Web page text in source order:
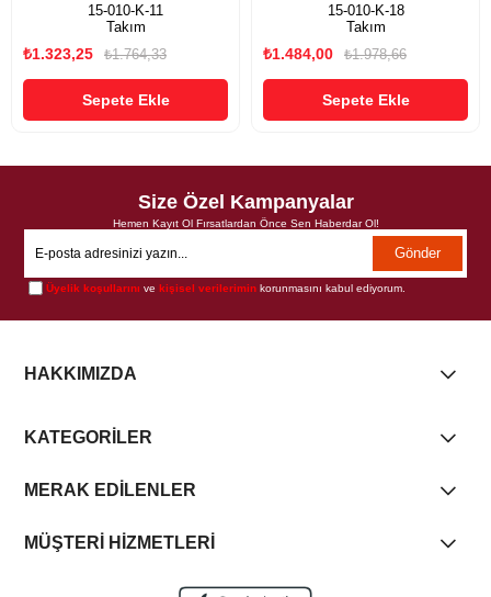
15-010-K-11
Takım
₺1.323,25 ₺1.764,33
Sepete Ekle
15-010-K-18
Takım
₺1.484,00 ₺1.978,66
Sepete Ekle
Size Özel Kampanyalar
Hemen Kayıt Ol Fırsatlardan Önce Sen Haberdar Ol!
Gönder
Üyelik koşullarını vekişisel verilerimin korunmasını kabul ediyorum.
HAKKIMIZDA
KATEGORİLER
MERAK EDİLENLER
MÜŞTERİ HİZMETLERİ